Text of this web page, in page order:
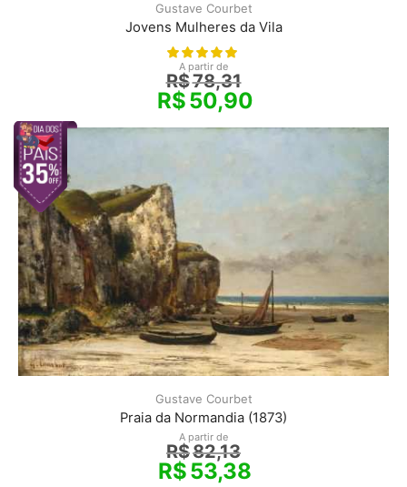
Gustave Courbet
Jovens Mulheres da Vila
A partir de
R$78,31
R$50,90
Gustave Courbet
Praia da Normandia (1873)
A partir de
R$82,13
R$53,38